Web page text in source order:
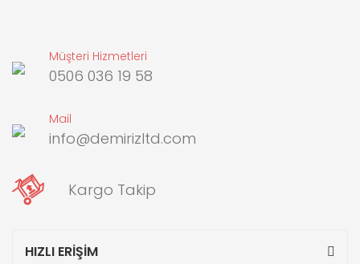
Müşteri Hizmetleri
0506 036 19 58
Mail
info@demirizltd.com
Kargo Takip
HIZLI ERİŞİM